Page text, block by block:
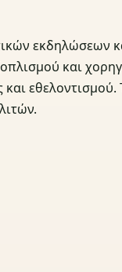
εκδηλώσεων
και
εθελοντισμού.